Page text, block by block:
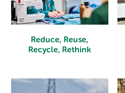
Reduce, Reuse,
Recycle, Rethink